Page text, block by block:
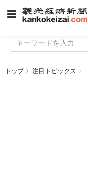
トップ 注目トピックス